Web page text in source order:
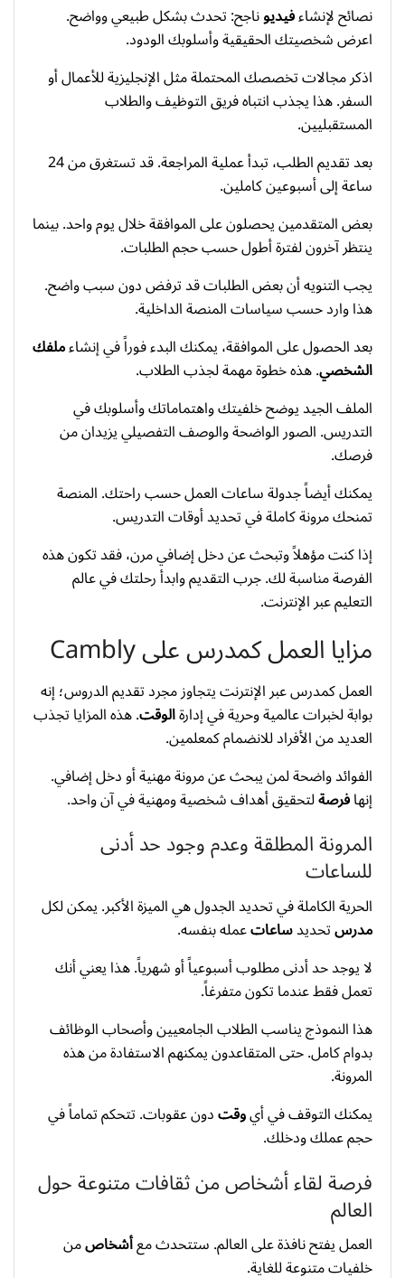
نصائح لإنشاءفيديوناجح: تحدث بشكل طبيعي وواضح.
اعرض شخصيتك الحقيقية وأسلوبك الودود.
اذكر مجالات تخصصك المحتملة مثل الإنجليزية للأعمال أو
السفر. هذا يجذب انتباه فريق التوظيف والطلاب
المستقبليين.
بعد تقديم الطلب، تبدأ عملية المراجعة. قد تستغرق من 24
ساعة إلى أسبوعين كاملين.
بعض المتقدمين يحصلون على الموافقة خلال يوم واحد. بينما
ينتظر آخرون لفترة أطول حسب حجم الطلبات.
يجب التنويه أن بعض الطلبات قد ترفض دون سبب واضح.
هذا وارد حسب سياسات المنصة الداخلية.
بعد الحصول على الموافقة، يمكنك البدء فوراً في إنشاءملفك
الشخصي. هذه خطوة مهمة لجذب الطلاب.
الملف الجيد يوضح خلفيتك واهتماماتك وأسلوبك في
التدريس. الصور الواضحة والوصف التفصيلي يزيدان من
فرصك.
يمكنك أيضاً جدولة ساعات العمل حسب راحتك. المنصة
تمنحك مرونة كاملة في تحديد أوقات التدريس.
إذا كنت مؤهلاً وتبحث عن دخل إضافي مرن، فقد تكون هذه
الفرصة مناسبة لك. جرب التقديم وابدأ رحلتك في عالم
التعليم عبر الإنترنت.
مزايا العمل كمدرس على Cambly
العمل كمدرس عبر الإنترنت يتجاوز مجرد تقديم الدروس؛ إنه
بوابة لخبرات عالمية وحرية في إدارةالوقت. هذه المزايا تجذب
العديد من الأفراد للانضمام كمعلمين.
الفوائد واضحة لمن يبحث عن مرونة مهنية أو دخل إضافي.
إنهافرصةلتحقيق أهداف شخصية ومهنية في آن واحد.
المرونة المطلقة وعدم وجود حد أدنى
للساعات
الحرية الكاملة في تحديد الجدول هي الميزة الأكبر. يمكن لكل
مدرستحديدساعاتعمله بنفسه.
لا يوجد حد أدنى مطلوب أسبوعياً أو شهرياً. هذا يعني أنك
تعمل فقط عندما تكون متفرغاً.
هذا النموذج يناسب الطلاب الجامعيين وأصحاب الوظائف
بدوام كامل. حتى المتقاعدون يمكنهم الاستفادة من هذه
المرونة.
يمكنك التوقف في أيوقتدون عقوبات. تتحكم تماماً في
حجم عملك ودخلك.
فرصة لقاء أشخاص من ثقافات متنوعة حول
العالم
العمل يفتح نافذة على العالم. ستتحدث معأشخاصمن
خلفيات متنوعة للغاية.